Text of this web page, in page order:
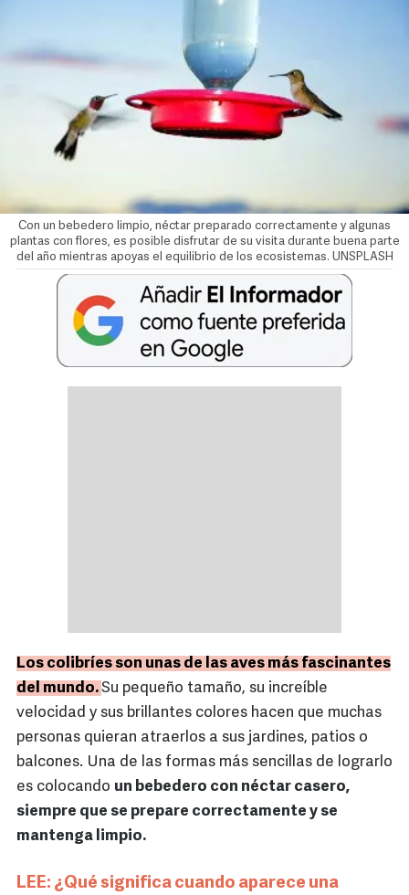
Con un bebedero limpio, néctar preparado correctamente y algunas
plantas con flores, es posible disfrutar de su visita durante buena parte
del año mientras apoyas el equilibrio de los ecosistemas. UNSPLASH
Los colibríes son unas de las aves más fascinantes
del mundo.Su pequeño tamaño, su increíble
velocidad y sus brillantes colores hacen que muchas
personas quieran atraerlos a sus jardines, patios o
balcones. Una de las formas más sencillas de lograrlo
es colocando un bebedero con néctar casero,
siempre que se prepare correctamente y se
mantenga limpio.
LEE: ¿Qué significa cuando aparece una